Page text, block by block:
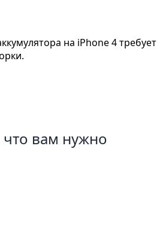
на iPhone 4 требует
вам нужно